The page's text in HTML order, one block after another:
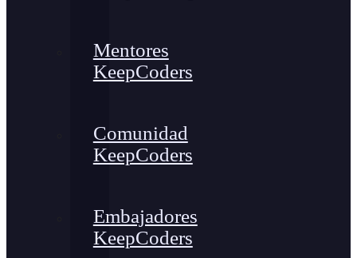
Mentores
KeepCoders
Comunidad
KeepCoders
Embajadores
KeepCoders